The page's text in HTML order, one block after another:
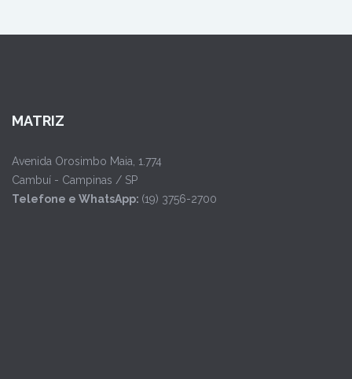
MATRIZ
Avenida Orosimbo Maia, 1.774
Cambuí - Campinas / SP
Telefone e WhatsApp: (19) 3756-2700